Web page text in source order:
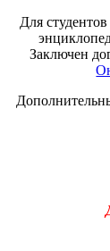
Для
Заключен